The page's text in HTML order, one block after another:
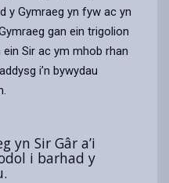
y Gymraeg yn fyw ac yn
gan ein trigolion
Sir ac ym mhob rhan
i’n bywydau
yn Sir Gâr a’i
i barhad y